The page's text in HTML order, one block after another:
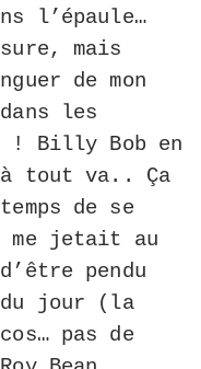
l’épaule…
mais
de mon
les
! Billy Bob en
tout va.. Ça
de se
me jetait au
pendu
jour (la
pas de